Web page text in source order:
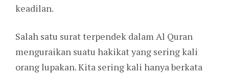
keadilan.
Salah satu surat terpendek dalam Al Quran
menguraikan suatu hakikat yang sering kali
orang lupakan. Kita sering kali hanya berkata